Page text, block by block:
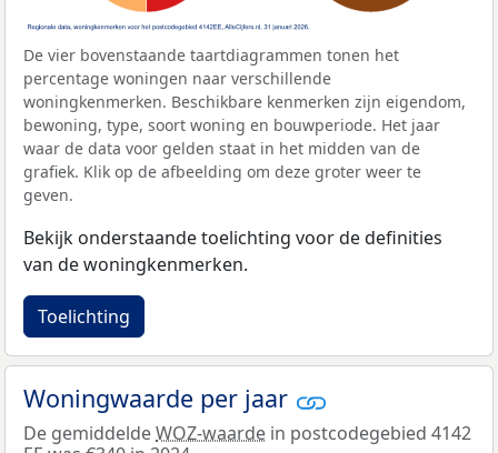
De vier bovenstaande taartdiagrammen tonen het
percentage woningen naar verschillende
woningkenmerken. Beschikbare kenmerken zijn eigendom,
bewoning, type, soort woning en bouwperiode. Het jaar
waar de data voor gelden staat in het midden van de
grafiek. Klik op de afbeelding om deze groter weer te
geven.
Bekijk onderstaande toelichting voor de definities
van de woningkenmerken.
Toelichting
Woningwaarde per jaar
De gemiddeldeWOZ-waarde in postcodegebied 4142